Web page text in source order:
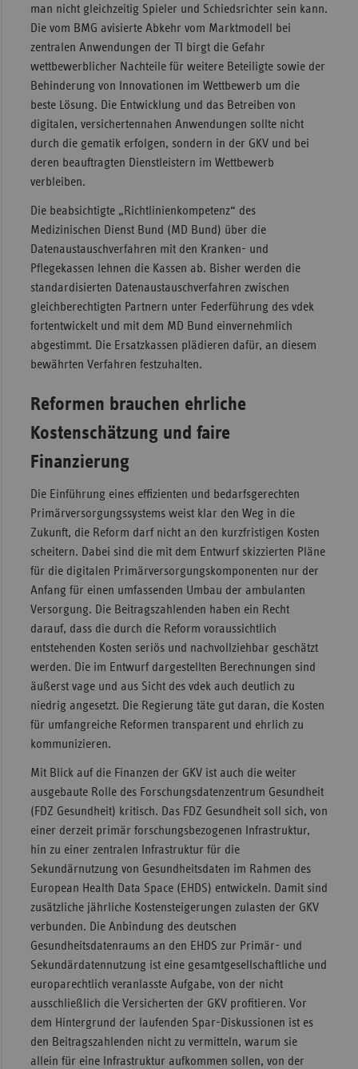
man nicht gleichzeitig Spieler und Schiedsrichter sein kann.
Die vom BMG avisierte Abkehr vom Marktmodell bei
zentralen Anwendungen der TI birgt die Gefahr
wettbewerblicher Nachteile für weitere Beteiligte sowie der
Behinderung von Innovationen im Wettbewerb um die
beste Lösung. Die Entwicklung und das Betreiben von
digitalen, versichertennahen Anwendungen sollte nicht
durch die gematik erfolgen, sondern in der GKV und bei
deren beauftragten Dienstleistern im Wettbewerb
verbleiben.
Die beabsichtigte „Richtlinienkompetenz“ des
Medizinischen Dienst Bund (MD Bund) über die
Datenaustauschverfahren mit den Kranken- und
Pflegekassen lehnen die Kassen ab. Bisher werden die
standardisierten Datenaustauschverfahren zwischen
gleichberechtigten Partnern unter Federführung des vdek
fortentwickelt und mit dem MD Bund einvernehmlich
abgestimmt. Die Ersatzkassen plädieren dafür, an diesem
bewährten Verfahren festzuhalten.
Reformen brauchen ehrliche
Kostenschätzung und faire
Finanzierung
Die Einführung eines effizienten und bedarfsgerechten
Primärversorgungssystems weist klar den Weg in die
Zukunft, die Reform darf nicht an den kurzfristigen Kosten
scheitern. Dabei sind die mit dem Entwurf skizzierten Pläne
für die digitalen Primärversorgungskomponenten nur der
Anfang für einen umfassenden Umbau der ambulanten
Versorgung. Die Beitragszahlenden haben ein Recht
darauf, dass die durch die Reform voraussichtlich
entstehenden Kosten seriös und nachvollziehbar geschätzt
werden. Die im Entwurf dargestellten Berechnungen sind
äußerst vage und aus Sicht des vdek auch deutlich zu
niedrig angesetzt. Die Regierung täte gut daran, die Kosten
für umfangreiche Reformen transparent und ehrlich zu
kommunizieren.
Mit Blick auf die Finanzen der GKV ist auch die weiter
ausgebaute Rolle des Forschungsdatenzentrum Gesundheit
(FDZ Gesundheit) kritisch. Das FDZ Gesundheit soll sich, von
einer derzeit primär forschungsbezogenen Infrastruktur,
hin zu einer zentralen Infrastruktur für die
Sekundärnutzung von Gesundheitsdaten im Rahmen des
European Health Data Space (EHDS) entwickeln. Damit sind
zusätzliche jährliche Kostensteigerungen zulasten der GKV
verbunden. Die Anbindung des deutschen
Gesundheitsdatenraums an den EHDS zur Primär- und
Sekundärdatennutzung ist eine gesamtgesellschaftliche und
europarechtlich veranlasste Aufgabe, von der nicht
ausschließlich die Versicherten der GKV profitieren. Vor
dem Hintergrund der laufenden Spar-Diskussionen ist es
den Beitragszahlenden nicht zu vermitteln, warum sie
allein für eine Infrastruktur aufkommen sollen, von der